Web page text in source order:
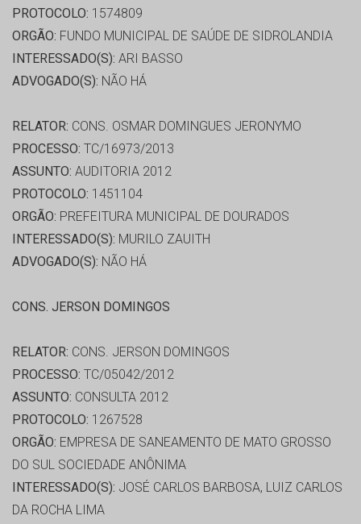
PROTOCOLO: 1574809
ORGÃO: FUNDO MUNICIPAL DE SAÚDE DE SIDROLANDIA
INTERESSADO(S): ARI BASSO
ADVOGADO(S): NÃO HÁ
RELATOR: CONS. OSMAR DOMINGUES JERONYMO
PROCESSO: TC/16973/2013
ASSUNTO: AUDITORIA 2012
PROTOCOLO: 1451104
ORGÃO: PREFEITURA MUNICIPAL DE DOURADOS
INTERESSADO(S): MURILO ZAUITH
ADVOGADO(S): NÃO HÁ
CONS. JERSON DOMINGOS
RELATOR: CONS. JERSON DOMINGOS
PROCESSO: TC/05042/2012
ASSUNTO: CONSULTA 2012
PROTOCOLO: 1267528
ORGÃO: EMPRESA DE SANEAMENTO DE MATO GROSSO
DO SUL SOCIEDADE ANÔNIMA
INTERESSADO(S): JOSÉ CARLOS BARBOSA, LUIZ CARLOS
DA ROCHA LIMA